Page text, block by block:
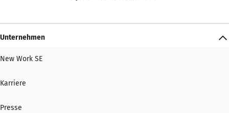
Unternehmen
New Work SE
Karriere
Presse